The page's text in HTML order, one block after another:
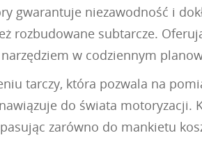
gwarantuje niezawodność i
rozbudowane subtarcze.
w codziennym
tarczy, która pozwala na
do świata motoryzacji.
zarówno do mankietu